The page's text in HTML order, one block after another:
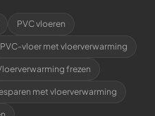
PVC vloeren
PVC-vloer met vloerverwarming
frezen
met vloerverwarming